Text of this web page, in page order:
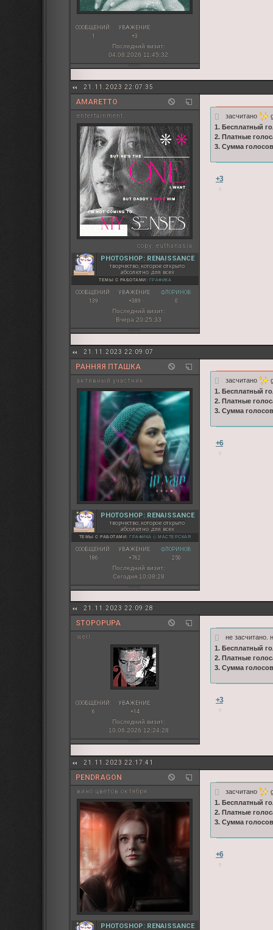
СООБЩЕНИЙ:
1
УВАЖЕНИЕ:
+3
Последний визит:
04.08.2026 11:45:32
21.11.2023 22:07:35
AMARETTO
entertainment
copy: euthanasia
PHOTOSHOP: RENAISSANCE
творчество, которое открыто
абсолютно для всех
ТЕМЫ С РАБОТАМИ: ГРАФИКА
СООБЩЕНИЙ:
139
УВАЖЕНИЕ:
+389
ФЛОРИНОВ:
0
Последний визит:
Вчера 20:25:33
засчитано
1. Бесплатный
2. Платные
3. Сумма
+3
21.11.2023 22:09:07
РАННЯЯ ПТАШКА
активный участник
PHOTOSHOP: RENAISSANCE
творчество, которое открыто
абсолютно для всех
ТЕМЫ С РАБОТАМИ:ГРАФИКА ◇МАСТЕРСКАЯ
СООБЩЕНИЙ:
186
УВАЖЕНИЕ:
+762
ФЛОРИНОВ:
250
Последний визит:
Сегодня 10:08:28
засчитано
1. Бесплатный
2. Платные
3. Сумма
+6
21.11.2023 22:09:28
STOPOPUPA
well
СООБЩЕНИЙ:
6
УВАЖЕНИЕ:
+14
Последний визит:
10.06.2026 12:24:28
не засчитано.
1. Бесплатный
2. Платные
3. Сумма
+3
21.11.2023 22:17:41
PENDRAGON
вино цветов октября
PHOTOSHOP: RENAISSANCE
засчитано
1. Бесплатный
2. Платные
3. Сумма
+6